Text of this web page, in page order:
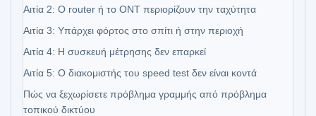
Αιτία 2: Ο router ή το ONT περιορίζουν την ταχύτητα
Αιτία 3: Υπάρχει φόρτος στο σπίτι ή στην περιοχή
Αιτία 4: Η συσκευή μέτρησης δεν επαρκεί
Αιτία 5: Ο διακομιστής του speed test δεν είναι κοντά
Πώς να ξεχωρίσετε πρόβλημα γραμμής από πρόβλημα
τοπικού δικτύου